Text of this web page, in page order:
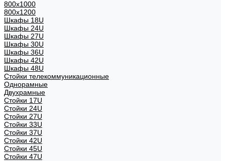
800х1000
800х1200
Шкафы 18U
Шкафы 24U
Шкафы 27U
Шкафы 30U
Шкафы 36U
Шкафы 42U
Шкафы 48U
Стойки телекоммуникационные
Однорамные
Двухрамные
Стойки 17U
Стойки 24U
Стойки 27U
Стойки 33U
Стойки 37U
Стойки 42U
Стойки 45U
Стойки 47U